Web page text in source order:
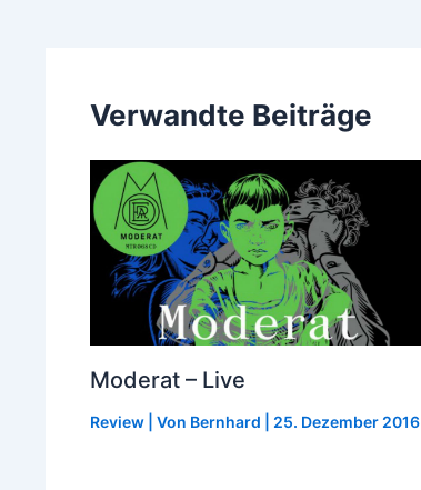
Verwandte Beiträge
Moderat – Live
Review | Von Bernhard 25. Dezember 2016